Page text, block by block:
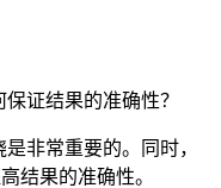
证结果的准确性？
非常重要的。同时，
结果的准确性。